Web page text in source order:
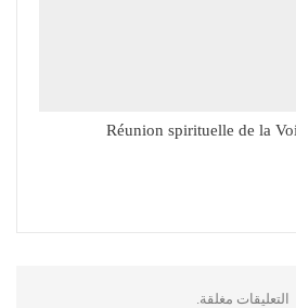
18 / 04 /2026 Réunion spirituelle de
التعليقات مغلقة.